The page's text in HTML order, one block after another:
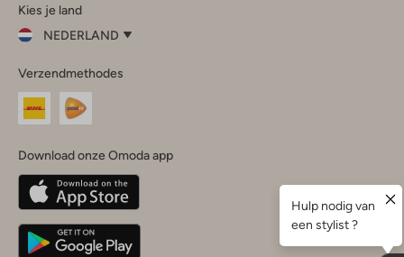
InstagramFacebook
Kies je land
NEDERLAND
je
land
Nederland
Belgique(Français)
Deutschland
Verzendmethodes
Download onze Omoda app